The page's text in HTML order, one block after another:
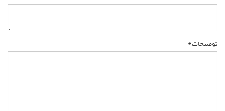
توضیحات *